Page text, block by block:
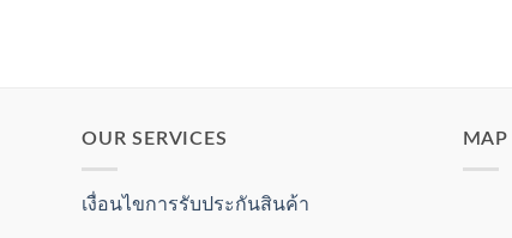
OUR SERVICES
เงื่อนไขการรับประกันสินค้า
MAP